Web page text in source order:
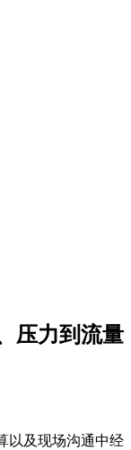
压力到流量
以及现场沟通中经